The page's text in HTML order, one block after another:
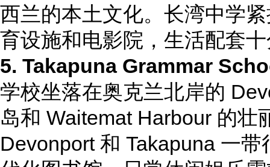
西兰的本土文化。长湾中学
育设施和电影院，生活配套
5. Takapuna Grammar
学校坐落在奥克兰北岸的
岛和 Waitemat Harbour 的壮
Devonport 和 Takapuna 一